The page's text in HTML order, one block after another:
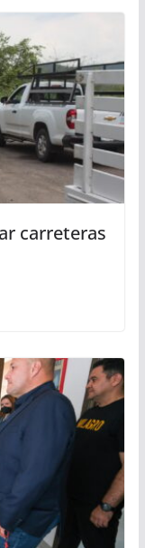
carreteras